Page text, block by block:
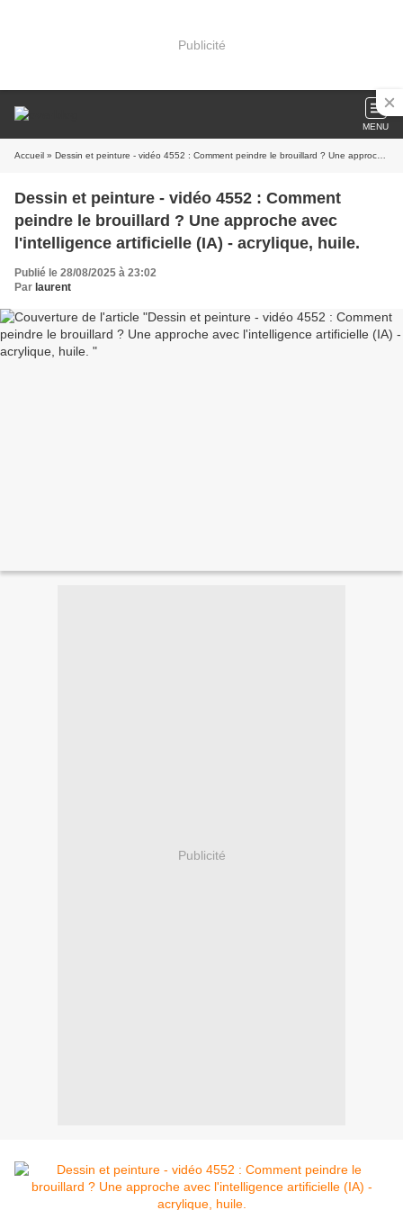
Publicité
MENU
Accueil » Dessin et peinture - vidéo 4552 : Comment peindre le brouillard ? Une approche avec l'intelligence artificielle (IA) - acrylique, huile.
Dessin et peinture - vidéo 4552 : Comment
peindre le brouillard ? Une approche avec
l'intelligence artificielle (IA) - acrylique, huile.
Publié le 28/08/2025 à 23:02
Par laurent
Publicité